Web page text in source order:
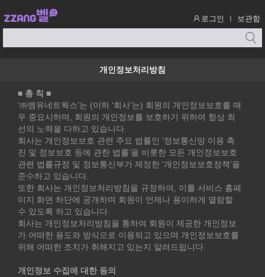
로그인 보관함
개인정보처리방침
■ 총 칙 ■
‘㈜엠유네트웍스’는 (이하 ‘회사’는) 회원의 개인정보보호를 매
우 중요시하며, 회원의 개인정보를 보호하기 위하여 항상 최
선의 노력을 다하고 있습니다.
회사는 개인정보보호 관련 주요 법률인 ‘정보통신망 이용 촉
진 및 정보보호 등에 관한 법률’을 비롯한 모든 개인정보보호
관련 법률규정 및 정보통신부가 제정한 ‘개인정보보호정책’을
준수하고 있습니다.
또한 회사는 개인정보처리방침을 규정하여, 이를 서비스 홈페
이지 화면 하단에 공개하며 회원이 언제나 용이하게 열람할
수 있도록 하고 있습니다.
회사는 개인정보처리방침을 통하여 회원이 제공한 개인정보
가 어떠한 용도와 방식으로 이용되고 있으며 개인정보보호를
위해 어떠한 조치가 취해지고 있는지 알려드립니다.
개인정보 수집에 대한 동의